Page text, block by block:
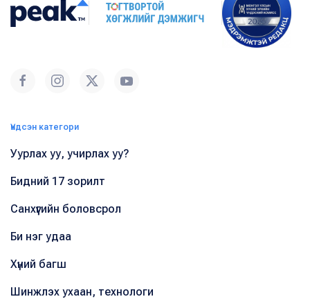
Үндсэн категори
Уурлах уу, учирлах уу?
Бидний 17 зорилт
Санхүүгийн боловсрол
Би нэг удаа
Хүний багш
Шинжлэх ухаан, технологи